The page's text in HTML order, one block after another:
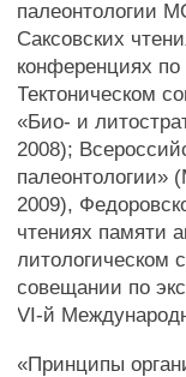
палеонтологии
Саксовских
конференциях
Тектоническом
«Био- и
2008);
палеонтологии»
2009),
чтениях памяти
литологическом
совещании по
VI-й
«Принципы